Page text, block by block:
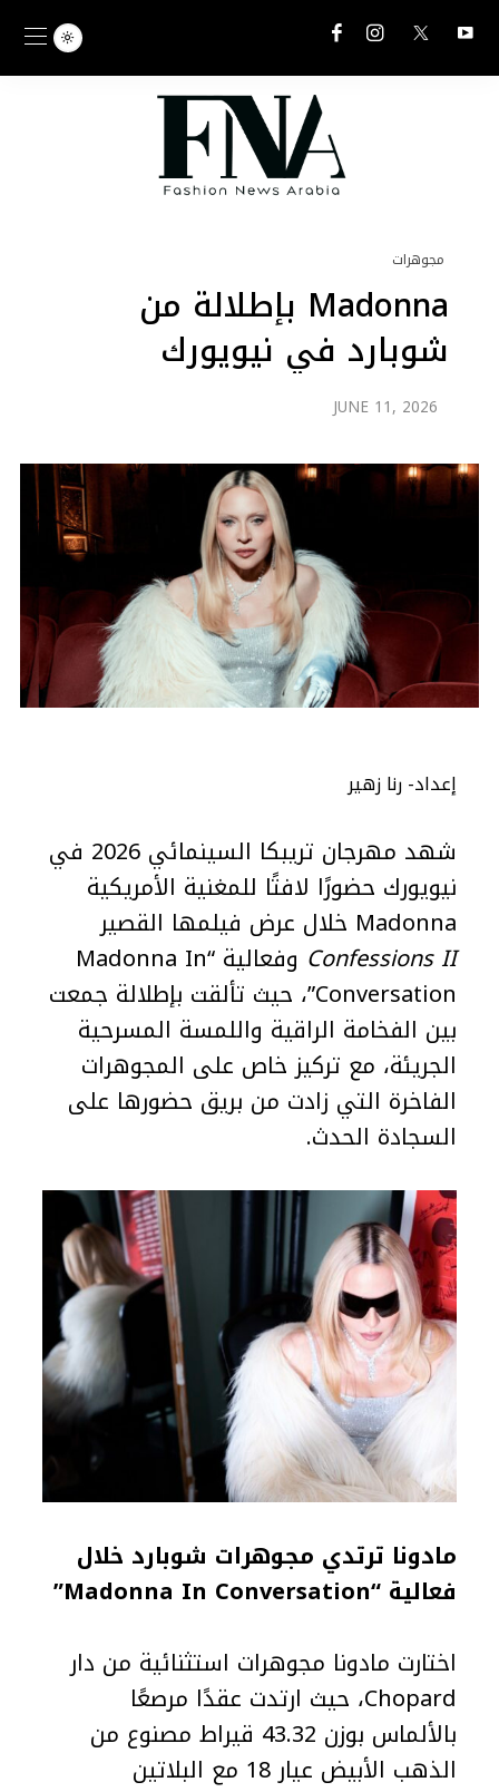
مجوهرات
Madonna بإطلالة من
شوبارد في نيويورك
JUNE 11, 2026
إعداد- رنا زهير
شهد مهرجان تريبكا السينمائي 2026 في
نيويورك حضورًا لافتًا للمغنية الأمريكية
Madonna خلال عرض فيلمها القصير
Confessions II
وفعالية “Madonna In
Conversation”، حيث تألقت بإطلالة جمعت
بين الفخامة الراقية واللمسة المسرحية
الجريئة، مع تركيز خاص على المجوهرات
الفاخرة التي زادت من بريق حضورها على
السجادة الحدث.
مادونا ترتدي مجوهرات شوبارد خلال
فعالية “Madonna In Conversation”
اختارت مادونا مجوهرات استثنائية من دار
Chopard، حيث ارتدت عقدًا مرصعًا
بالألماس بوزن 43.32 قيراط مصنوع من
الذهب الأبيض عيار 18 مع البلاتين